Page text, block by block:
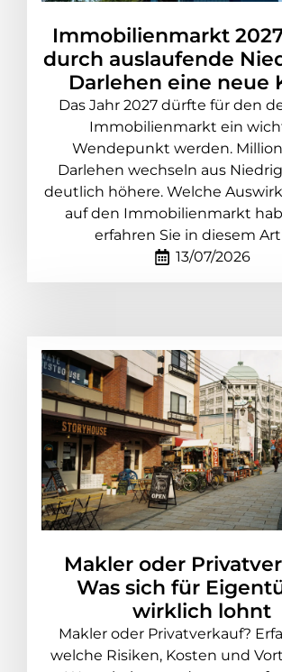
Immobilienmarkt
durch auslaufende
Darlehen eine neue
Das Jahr 2027 dürfte für den
Immobilienmarkt ein
Wendepunkt werden.
Darlehen wechseln aus
deutlich höhere. Welche
auf den Immobilienmarkt
erfahren Sie in diesem
13/07/2026
Makler oder
Was sich für
wirklich lohnt
Makler oder Privatverkauf?
welche Risiken, Kosten und